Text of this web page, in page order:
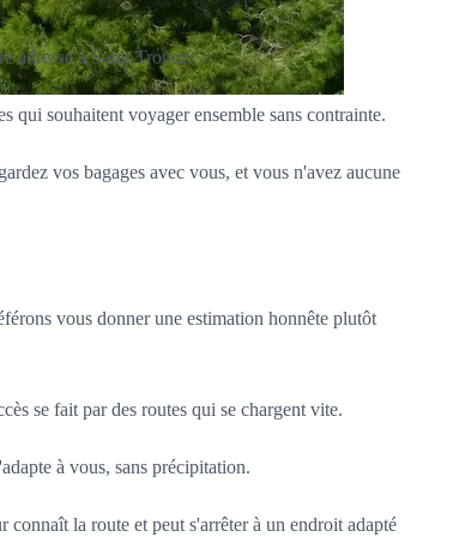
adresse à Saint-Tropez.
qui souhaitent voyager ensemble sans contrainte.
vos bagages avec vous, et vous n'avez aucune
vous donner une estimation honnête plutôt
se fait par des routes qui se chargent vite.
à vous, sans précipitation.
la route et peut s'arrêter à un endroit adapté